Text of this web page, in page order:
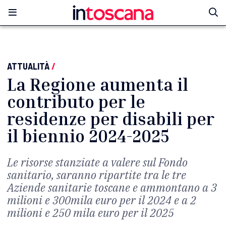
ATTUALITÀ/
La Regione aumenta il
contributo per le
residenze per disabili per
il biennio 2024-2025
Le risorse stanziate a valere sul Fondo
sanitario, saranno ripartite tra le tre
Aziende sanitarie toscane e ammontano a 3
milioni e 300mila euro per il 2024 e a 2
milioni e 250 mila euro per il 2025